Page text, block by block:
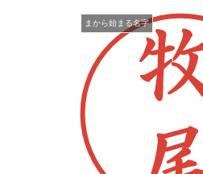
まから始まる名字